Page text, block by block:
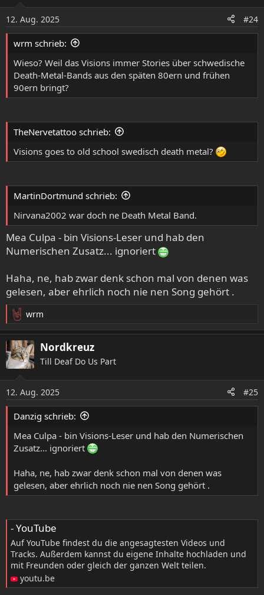
n
e
n
12. Aug. 2025 #24
wrm schrieb:
Wieso? Weil das Visions immer Stories über schwedische
Death-Metal-Bands aus den späten 80ern und frühen
90ern bringt?
TheNervetattoo schrieb:
Visions goes to old school swedisch death metal?
MartinDortmund schrieb:
Nirvana2002 war doch ne Death Metal Band.
Mea Culpa - bin Visions-Leser und hab den
Numerischen Zusatz... ignoriert
Haha, ne, hab zwar denk schon mal von denen was
gelesen, aber ehrlich noch nie nen Song gehört .
R
e
a
k
t
n
e
n
wrm
Nordkreuz
Till Deaf Do Us Part
12. Aug. 2025 #25
Danzig schrieb:
Mea Culpa - bin Visions-Leser und hab den Numerischen
Zusatz... ignoriert
Haha, ne, hab zwar denk schon mal von denen was
gelesen, aber ehrlich noch nie nen Song gehört .
- YouTube
Auf YouTube findest du die angesagtesten Videos und
Tracks. Außerdem kannst du eigene Inhalte hochladen und
mit Freunden oder gleich der ganzen Welt teilen.
youtu.be